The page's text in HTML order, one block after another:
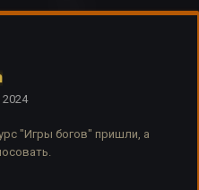
2024
"Игры богов" пришли, а